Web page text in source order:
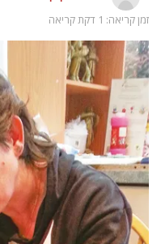
זמן קריאה: 1 דקת קריאה